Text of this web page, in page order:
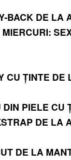
BACK DE LA
MIERCURI:
CU ȚINTE DE
PIELE CU
DE LA
DE LA